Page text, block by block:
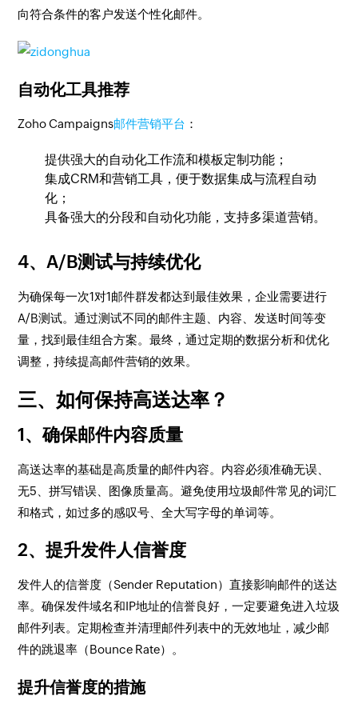
向符合条件的客户发送个性化邮件。
自动化工具推荐
Zoho Campaigns邮件营销平台 ：
提供强大的自动化工作流和模板定制功能；
集成CRM和营销工具，便于数据集成与流程自动
化；
具备强大的分段和自动化功能，支持多渠道营销。
4、A/B测试与持续优化
为确保每一次1对1邮件群发都达到最佳效果，企业需要进行
A/B测试。通过测试不同的邮件主题、内容、发送时间等变
量，找到最佳组合方案。最终，通过定期的数据分析和优化
调整，持续提高邮件营销的效果。
三、如何保持高送达率？
1、确保邮件内容质量
高送达率的基础是高质量的邮件内容。内容必须准确无误、
无5、拼写错误、图像质量高。避免使用垃圾邮件常见的词汇
和格式，如过多的感叹号、全大写字母的单词等。
2、提升发件人信誉度
发件人的信誉度（Sender Reputation）直接影响邮件的送达
率。确保发件域名和IP地址的信誉良好，一定要避免进入垃圾
邮件列表。定期检查并清理邮件列表中的无效地址，减少邮
件的跳退率（Bounce Rate）。
提升信誉度的措施